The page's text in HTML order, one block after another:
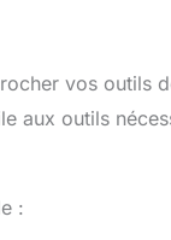
vos outils
aux outils
: